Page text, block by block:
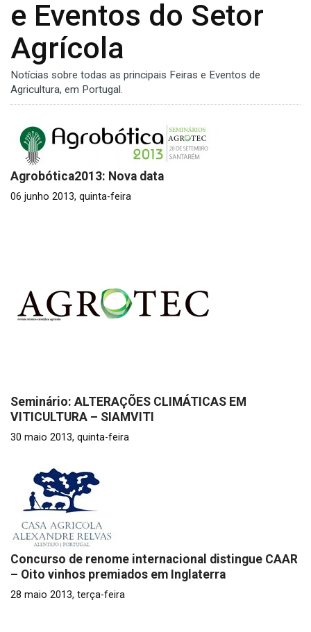
e Eventos do Setor
Agrícola
Notícias sobre todas as principais Feiras e Eventos de
Agricultura, em Portugal.
Agrobótica2013: Nova data
06 junho 2013, quinta-feira
Seminário: ALTERAÇÕES CLIMÁTICAS EM
VITICULTURA – SIAMVITI
30 maio 2013, quinta-feira
Concurso de renome internacional distingue CAAR
– Oito vinhos premiados em Inglaterra
28 maio 2013, terça-feira